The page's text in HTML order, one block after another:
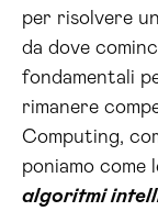
per risolvere
da dove
fondamentali
rimanere
Computing,
poniamo come
algoritmi